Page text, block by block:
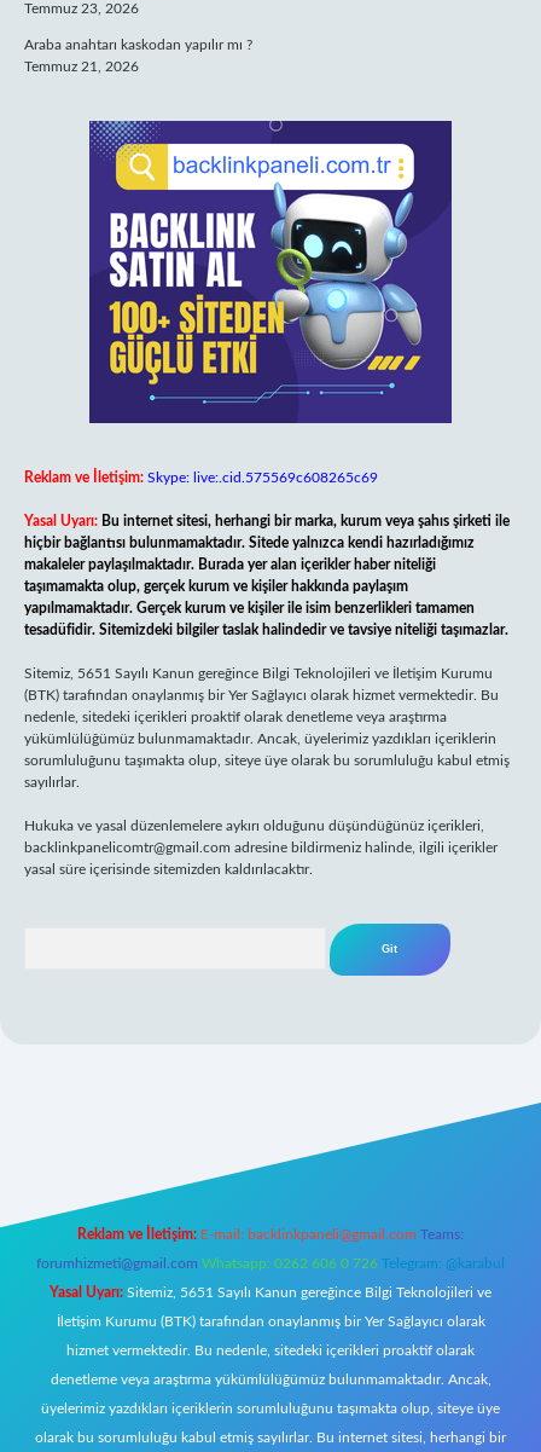
Temmuz 23, 2026
Araba anahtarı kaskodan yapılır mı ?
Temmuz 21, 2026
Reklam ve İletişim: Skype: live:.cid.575569c608265c69
Yasal Uyarı: Bu internet sitesi, herhangi bir marka, kurum veya şahıs şirketi ile
hiçbir bağlantısı bulunmamaktadır. Sitede yalnızca kendi hazırladığımız
makaleler paylaşılmaktadır. Burada yer alan içerikler haber niteliği
taşımamakta olup, gerçek kurum ve kişiler hakkında paylaşım
yapılmamaktadır. Gerçek kurum ve kişiler ile isim benzerlikleri tamamen
tesadüfidir. Sitemizdeki bilgiler taslak halindedir ve tavsiye niteliği taşımazlar.
Sitemiz, 5651 Sayılı Kanun gereğince Bilgi Teknolojileri ve İletişim Kurumu
(BTK) tarafından onaylanmış bir Yer Sağlayıcı olarak hizmet vermektedir. Bu
nedenle, sitedeki içerikleri proaktif olarak denetleme veya araştırma
yükümlülüğümüz bulunmamaktadır. Ancak, üyelerimiz yazdıkları içeriklerin
sorumluluğunu taşımakta olup, siteye üye olarak bu sorumluluğu kabul etmiş
sayılırlar.
Hukuka ve yasal düzenlemelere aykırı olduğunu düşündüğünüz içerikleri,
backlinkpanelicomtr@gmail.com adresine bildirmeniz halinde, ilgili içerikler
yasal süre içerisinde sitemizden kaldırılacaktır.
Reklam ve İletişim: E-mail: backlinkpaneli@gmail.com Teams:
forumhizmeti@gmail.com Whatsapp: 0262 606 0 726 Telegram: @karabul
Yasal Uyarı: Sitemiz, 5651 Sayılı Kanun gereğince Bilgi Teknolojileri ve
İletişim Kurumu (BTK) tarafından onaylanmış bir Yer Sağlayıcı olarak
hizmet vermektedir. Bu nedenle, sitedeki içerikleri proaktif olarak
denetleme veya araştırma yükümlülüğümüz bulunmamaktadır. Ancak,
üyelerimiz yazdıkları içeriklerin sorumluluğunu taşımakta olup, siteye üye
olarak bu sorumluluğu kabul etmiş sayılırlar. Bu internet sitesi, herhangi bir